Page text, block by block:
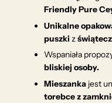
Friendly Pure
Unikalne
puszki z
Wspaniała
bliskiej osoby.
Mieszanka jest
torebce z